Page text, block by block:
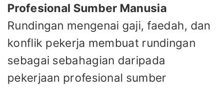
Profesional Sumber Manusia
Rundingan mengenai gaji, faedah, dan
konflik pekerja membuat rundingan
sebagai sebahagian daripada
pekerjaan profesional sumber